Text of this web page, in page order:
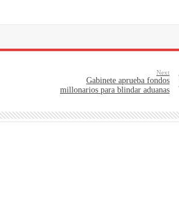
Next
Gabinete aprueba fondos
millonarios para blindar aduanas